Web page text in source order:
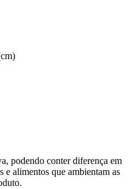
podendo conter diferença em
e alimentos que ambientam as